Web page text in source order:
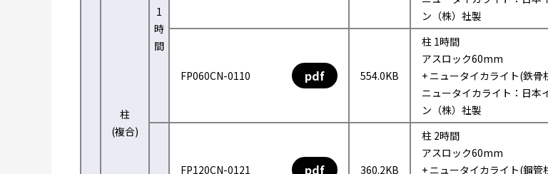
柱
(複合)
1
時
間
ン（株）社製
FP060CN-0110 pdf 554.0KB
柱 1時間
アスロック60mm
+ ニュータイカライト(鉄
ニュータイカライト：日本
ン（株）社製
FP120CN-0121 pdf 360.2KB
柱 2時間
アスロック60mm
+ ニュータイカライト(鋼